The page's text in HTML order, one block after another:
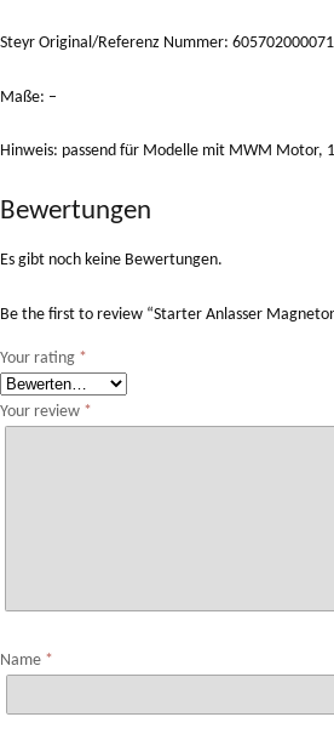
Steyr Original/Referenz Nummer: 605702000071
Maße: –
Hinweis: passend für Modelle mit MWM Motor,
Bewertungen
Es gibt noch keine Bewertungen.
Be the first to review “Starter Anlasser
Your rating *
Your review *
Name *